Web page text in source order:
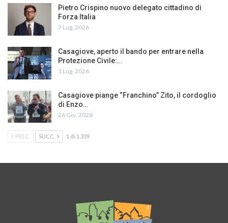
Pietro Crispino nuovo delegato cittadino di
Forza Italia
7 Lug, 2026
Casagiove, aperto il bando per entrare nella
Protezione Civile:…
1 Lug, 2026
Casagiove piange “Franchino” Zito, il cordoglio
di Enzo…
26 Giu, 2026
PREC. SUCC. 1 di 1.339